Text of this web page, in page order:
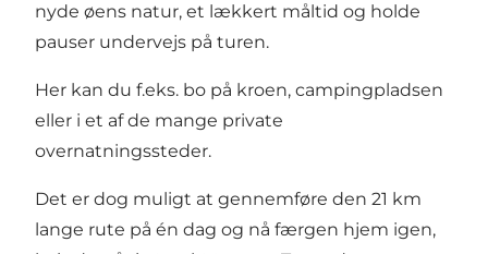
nyde øens natur, et lækkert måltid og holde
pauser undervejs på turen.
Her kan du f.eks. bo på kroen, campingpladsen
eller i et af de mange private
overnatningssteder.
Det er dog muligt at gennemføre den 21 km
lange rute på én dag og nå færgen hjem igen,